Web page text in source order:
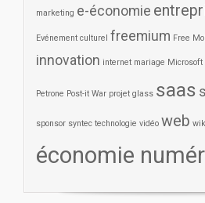
marketing e-économie
Evénement culturel freemium Free
innovation internet mariage Microsoft
Petrone Post-it War projet glass saas
sponsor syntec technologie vidéo web
économie